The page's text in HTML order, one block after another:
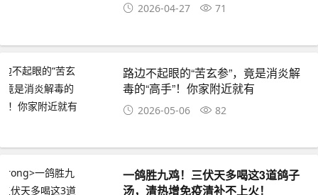
2026-04-27 71
路边不起眼的“苦玄参”，竟是消炎解
毒的“高手”！你家附近就有
2026-05-06 82
一鸽胜九鸡！三伏天多喝这3道鸽子
汤，清热增免疫清补不上火！